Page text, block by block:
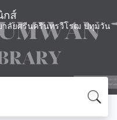
กส์
าลัยศรีนครินทรวิโรฒ ปทุมวัน